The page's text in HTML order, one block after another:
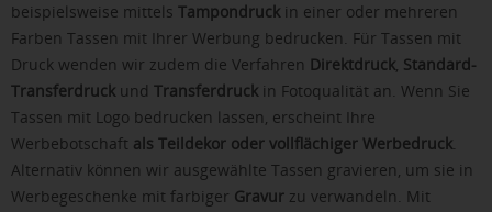
beispielsweise mittels Tampondruck in einer oder mehreren
Farben Tassen mit Ihrer Werbung bedrucken. Für Tassen mit
Druck wenden wir zudem die Verfahren Direktdruck, Standard-
Transferdruck und Transferdruck in Fotoqualität an. Wenn Sie
Tassen mit Logo bedrucken lassen, erscheint Ihre
Werbebotschaft als Teildekor oder vollflächiger Werbedruck.
Alternativ können wir ausgewählte Tassen gravieren, um sie in
Werbegeschenke mit farbiger Gravur zu verwandeln. Mit